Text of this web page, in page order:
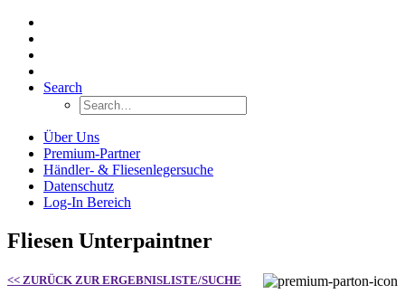
Search
Über Uns
Premium-Partner
Händler- & Fliesenlegersuche
Datenschutz
Log-In Bereich
Fliesen Unterpaintner
<< ZURÜCK ZUR ERGEBNISLISTE/SUCHE